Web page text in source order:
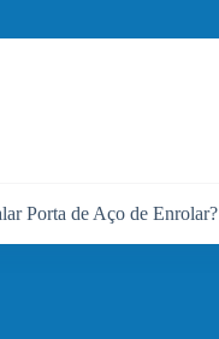
Porta de Aço de Enrolar?